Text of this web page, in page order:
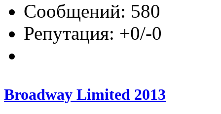
Сообщений: 580
Репутация: +0/-0
Broadway Limited 2013